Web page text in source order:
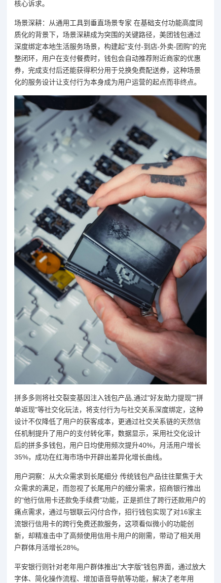
核心诉求。
场景深耕：从通用工具到垂直场景专家 在基础支付功能高度同
质化的背景下，场景深耕成为突围的关键路径，美团钱包通过
深度绑定本地生活服务场景，构建起"支付-到店-外卖-团购"的完
整闭环，用户在支付餐费时，钱包会自动推荐附近商家的优惠
券，完成支付后还能获得积分用于兑换免费配送券，这种场景
化的服务设计让支付行为本身成为用户运营的起点而非终点。
拼多多则将社交裂变基因注入钱包产品,通过"好友助力提现""拼
单返现"等社交化玩法，将支付行为与社交关系深度绑定，这种
设计不仅降低了用户的获客成本，更通过社交关系链的天然信
任机制提升了用户的支付转化率，数据显示，采用社交化设计
后的拼多多钱包，用户日均使用频次提升40%，月活用户增长
35%，成功在红海市场中开辟出差异化增长曲线。
用户洞察：从大众需求到长尾细分 传统钱包产品往往聚焦于大
众需求的满足，而忽视了长尾用户的细分需求，招商银行推出
的"他行信用卡还款免手续费"功能，正是抓住了跨行还款用户的
痛点需求，通过与银联云闪付合作，招行钱包实现了对16家主
流银行信用卡的跨行免费还款服务，这项看似微小的功能创
新，却精准击中了高频使用信用卡用户的刚需，带动了相关用
户群体月活增长28%。
平安银行则针对老年用户群体推出"大字版"钱包界面，通过放大
字体、简化操作流程、增加语音导航等功能，解决了老年用